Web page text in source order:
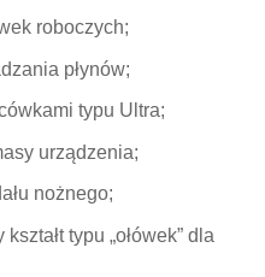
roboczych;
płynów;
typu Ultra;
urządzenia;
nożnego;
typu „ołówek” dla